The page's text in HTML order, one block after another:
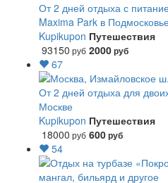
От 2 дней отдыха с
Maxima Park в
Kupikupon Путешествия
93150 руб 2000руб
67
От 2 дней отдыха для
Москве
Kupikupon Путешествия
18000 руб 600руб
54